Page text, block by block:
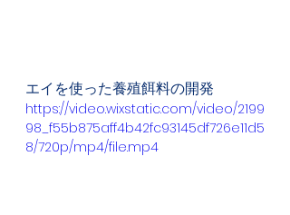
エイを使った養殖餌料の開発
https://video.wixstatic.com/video/2199
98_f55b875aff4b42fc93145df726e11d5
8/720p/mp4/file.mp4